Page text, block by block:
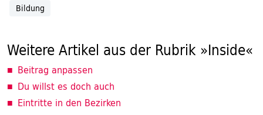
Bildung
Weitere Artikel aus der Rubrik »Inside«
Beitrag anpassen
Du willst es doch auch
Eintritte in den Bezirken